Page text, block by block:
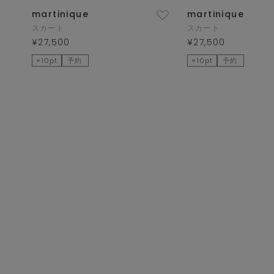
martinique
スカート
¥27,500
×10pt 予約
martinique
スカート
¥27,500
×10pt 予約